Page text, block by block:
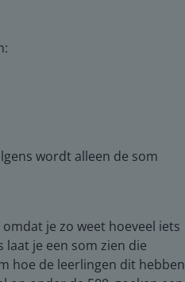
wordt alleen de som
je zo weet hoeveel iets
je een som zien die
hoe de leerlingen dit hebben